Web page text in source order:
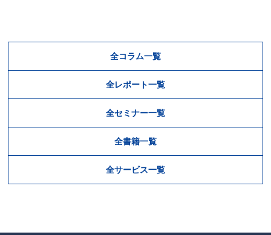
全コラム一覧
全レポート一覧
全セミナー一覧
全書籍一覧
全サービス一覧